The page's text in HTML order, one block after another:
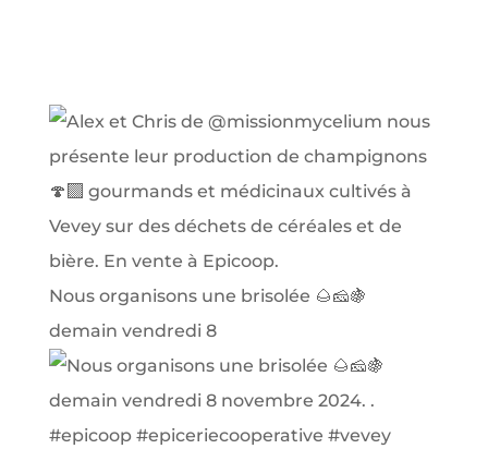
Nous organisons une brisolée 🌰🧀🍇
demain vendredi 8